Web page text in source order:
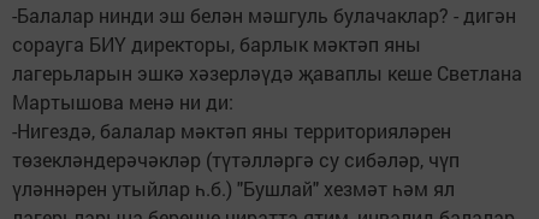
-Балалар нинди эш белән мәшгуль булачаклар? - дигән
сорауга БИҮ директоры, барлык мәктәп яны
лагерьларын эшкә хәзерләүдә җаваплы кеше Светлана
Мартышова менә ни ди:
-Нигездә, балалар мәктәп яны территорияләрен
төзекләндерәчәкләр (түтәлләргә су сибәләр, чүп
үләннәрен утыйлар һ.б.) "Бушлай" хезмәт һәм ял